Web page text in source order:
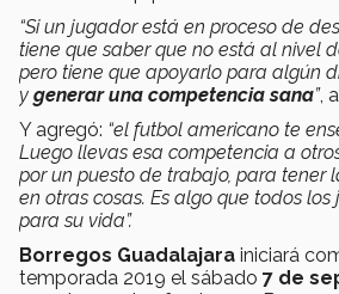
“Siun jugador está en proceso de
tiene que saber que no está al nivel
pero tiene que apoyarlo para algún
y generar una competencia sana”,
Y agregó: “el futbol americano te
Luego llevas esa competencia a
por un puesto de trabajo, para tener
en otras cosas. Es algo que todos
para su vida”.
Borregos Guadalajara iniciará
temporada 2019 el sábado 7 de